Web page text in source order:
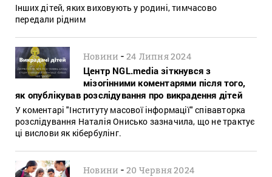
Інших дітей, яких виховують у родині, тимчасово
передали рідним
Новини -24 Липня 2024
Центр NGL.media зіткнувся з
мізогінними коментарями після того,
як опублікував розслідування про викрадення дітей
У коментарі "Інституту масової інформації" співавторка
розслідування Наталія Онисько зазначила, що не трактує
ці вислови як кібербулінг.
Новини -20 Червня 2024